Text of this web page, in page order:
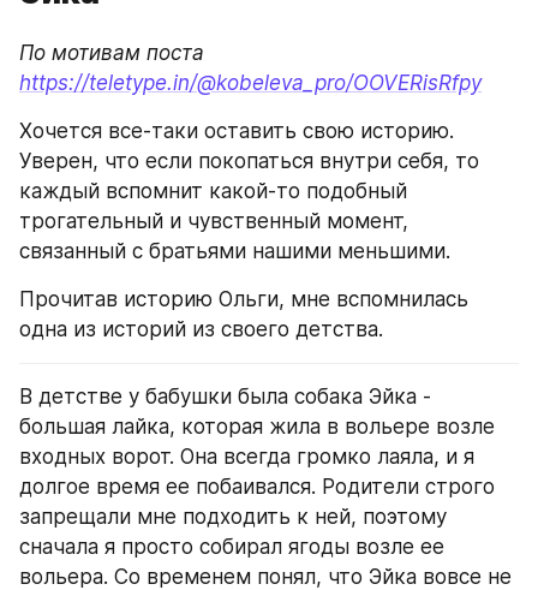
https://teletype.in/@kobeleva_pro/OOVERisRfpy
Хочется все-таки оставить свою историю.
Уверен, что если покопаться внутри себя, то
каждый вспомнит какой-то подобный
трогательный и чувственный момент,
связанный с братьями нашими меньшими.
Прочитав историю Ольги, мне вспомнилась
одна из историй из своего детства.
В детстве у бабушки была собака Эйка -
большая лайка, которая жила в вольере возле
входных ворот. Она всегда громко лаяла, и я
долгое время ее побаивался. Родители строго
запрещали мне подходить к ней, поэтому
сначала я просто собирал ягоды возле ее
вольера. Со временем понял, что Эйка вовсе не